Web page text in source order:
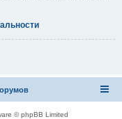
© phpBB Limited